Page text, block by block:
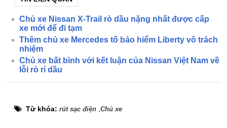
Chủ xe Nissan X-Trail rò dầu nặng nhất được cấp
xe mới để đi tạm
Thêm chủ xe Mercedes tố bảo hiểm Liberty vô trách
nhiệm
Chủ xe bất bình với kết luận của Nissan Việt Nam về
lỗi rò rỉ dầu
Từ khóa:rút sạc điện ,Chủ xe